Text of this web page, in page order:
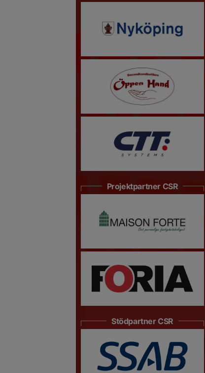
Projektpartner CSR
Stödpartner CSR